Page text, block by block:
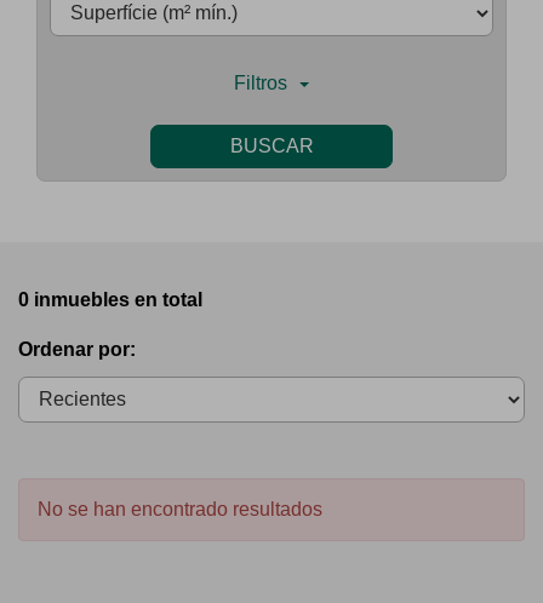
Filtros
BUSCAR
0 inmuebles en total
Ordenar por:
No se han encontrado resultados